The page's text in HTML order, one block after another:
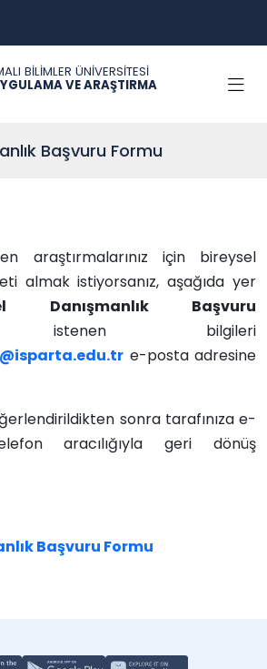
BİLİMLER ÜNİVERSİTESİ
VE ARAŞTIRMA
Başvuru Formu
için bireysel
almak istiyorsanız, aşağıda yer
Danışmanlık Başvuru
bilgileri
e-posta adresine
sonra tarafınıza e-
aracılığıyla geri dönüş
Başvuru Formu